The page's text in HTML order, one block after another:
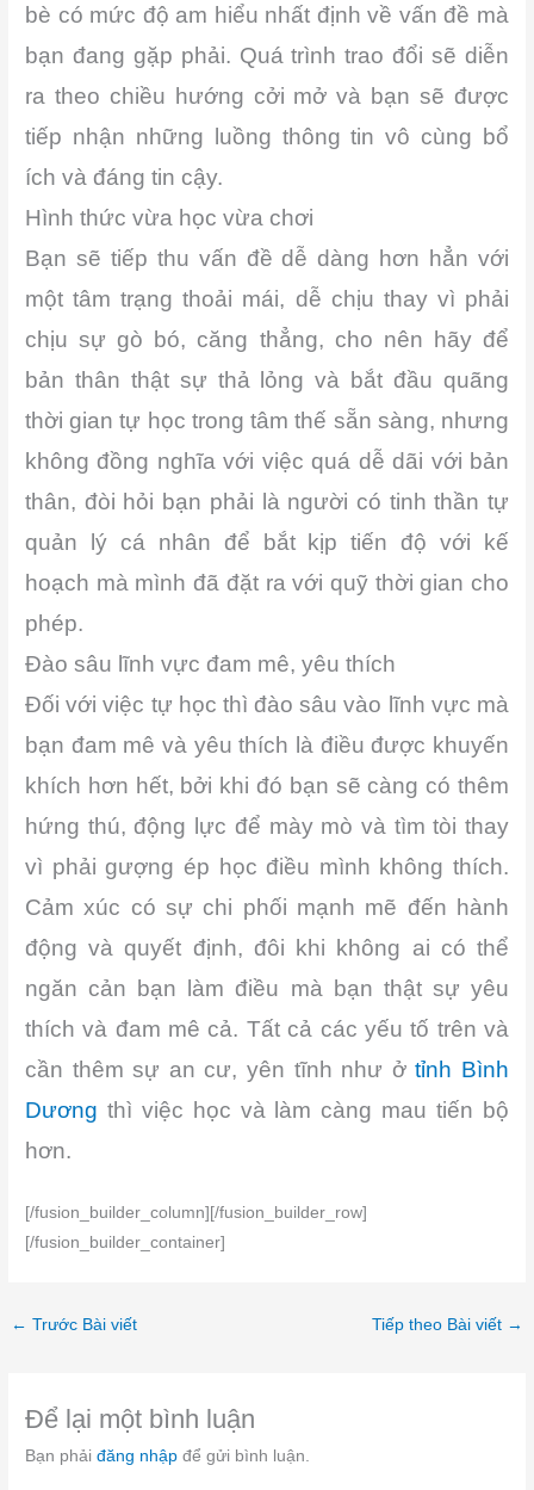
bè có mức độ am hiểu nhất định về vấn đề mà
bạn đang gặp phải. Quá trình trao đổi sẽ diễn
ra theo chiều hướng cởi mở và bạn sẽ được
tiếp nhận những luồng thông tin vô cùng bổ
ích và đáng tin cậy.
Hình thức vừa học vừa chơi
Bạn sẽ tiếp thu vấn đề dễ dàng hơn hẳn với
một tâm trạng thoải mái, dễ chịu thay vì phải
chịu sự gò bó, căng thẳng, cho nên hãy để
bản thân thật sự thả lỏng và bắt đầu quãng
thời gian tự học trong tâm thế sẵn sàng, nhưng
không đồng nghĩa với việc quá dễ dãi với bản
thân, đòi hỏi bạn phải là người có tinh thần tự
quản lý cá nhân để bắt kịp tiến độ với kế
hoạch mà mình đã đặt ra với quỹ thời gian cho
phép.
Đào sâu lĩnh vực đam mê, yêu thích
Đối với việc tự học thì đào sâu vào lĩnh vực mà
bạn đam mê và yêu thích là điều được khuyến
khích hơn hết, bởi khi đó bạn sẽ càng có thêm
hứng thú, động lực để mày mò và tìm tòi thay
vì phải gượng ép học điều mình không thích.
Cảm xúc có sự chi phối mạnh mẽ đến hành
động và quyết định, đôi khi không ai có thể
ngăn cản bạn làm điều mà bạn thật sự yêu
thích và đam mê cả. Tất cả các yếu tố trên và
cần thêm sự an cư, yên tĩnh như ởtỉnh Bình
Dương thì việc học và làm càng mau tiến bộ
hơn.
[/fusion_builder_column][/fusion_builder_row]
[/fusion_builder_container]
← Trước Bài viết Tiếp theo Bài viết →
Để lại một bình luận
Bạn phảiđăng nhập để gửi bình luận.